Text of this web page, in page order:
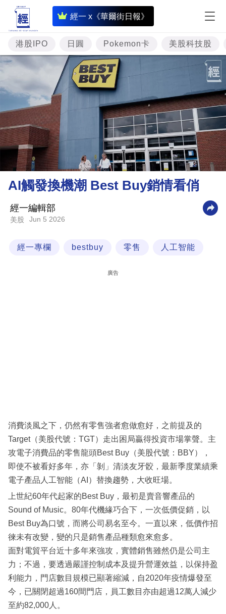
經一 x《華爾街日報》
即
時
財
經
專
題
樓
理
財
業
閱
專
區
港股IPO 日圓 Pokemon卡 美股科技股
AI觸發換機潮 Best Buy銷情看俏
經一編輯部
美股 Jun 5 2026
經一專欄 bestbuy 零售 人工智能
廣告
消費淡風之下，仍然有零售強者愈做愈好，之前提及的
Target（美股代號：TGT）走出困局贏得投資市場掌聲。主
攻電子消費品的零售龍頭Best Buy（美股代號：BBY），
即使不被看好多年，亦「剝」清淡友牙骹，最新季度業績乘
電子產品人工智能（AI）替換趨勢，大收旺場。
上世紀60年代起家的Best Buy，最初是賣音響產品的
Sound of Music。80年代機緣巧合下，一次低價促銷，以
Best Buy為口號，而將公司易名至今。一直以來，低價作招
徠未有改變，變的只是銷售產品種類愈來愈多。
面對電貿平台近十多年來強攻，實體銷售雖然仍是公司主
力；不過，要透過嚴謹控制成本及提升營運效益，以保持盈
利能力，門店數目規模已顯著縮減，自2020年疫情爆發至
今，已關閉超過160間門店，員工數目亦由超過12萬人減少
至約82,000人。